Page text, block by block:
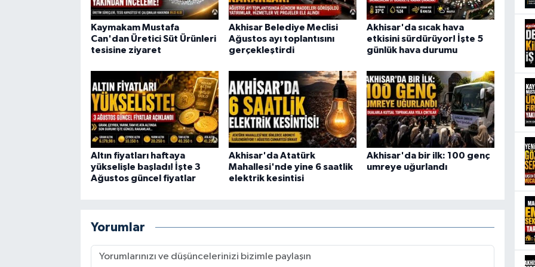
Kaymakam Mustafa
Can'dan Üretici Süt Ürünleri
tesisine ziyaret
Akhisar Belediye Meclisi
Ağustos ayı toplantısını
gerçekleştirdi
Akhisar'da sıcak hava
etkisini sürdürüyor! İşte 5
günlük hava durumu
Altın fiyatları haftaya
yükselişle başladı! İşte 3
Ağustos güncel fiyatlar
Akhisar'da Atatürk
Mahallesi'nde yine 6 saatlik
elektrik kesintisi
Akhisar'da bir ilk: 100 genç
umreye uğurlandı
Yorumlar